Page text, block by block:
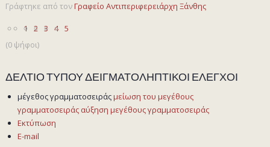
Γράφτηκε από τονΓραφείο Αντιπεριφερειάρχη Ξάνθης
1 2 3 4 5
(0 ψήφοι)
ΔΕΛΤΙΟ ΤΥΠΟΥ ΔΕΙΓΜΑΤΟΛΗΠΤΙΚΟΙ ΕΛΕΓΧΟΙ
μέγεθος γραμματοσειράςμείωση του μεγέθους
γραμματοσειράς αύξηση μεγέθους γραμματοσειράς
Εκτύπωση
E-mail